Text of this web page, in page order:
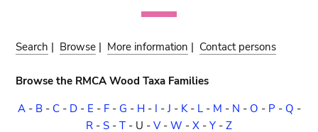
Search | Browse | More information | Contact persons
Browse the RMCA Wood Taxa Families
A- B- C- D- E - F- G - H- I -J - K- L- M - N - O - P - Q -
R - S - T - U - V- W - X - Y - Z